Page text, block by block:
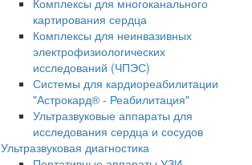
Комплексы для многоканального
картирования сердца
Комплексы для неинвазивных
электрофизиологических
исследований (ЧПЭС)
Системы для кардиореабилитации
"Астрокард® - Реабилитация"
Ультразвуковые аппараты для
исследования сердца и сосудов
Ультразвуковая диагностика